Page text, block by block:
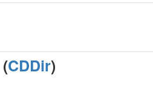
CDDir)